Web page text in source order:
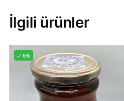
İlgili ürünler
-16%